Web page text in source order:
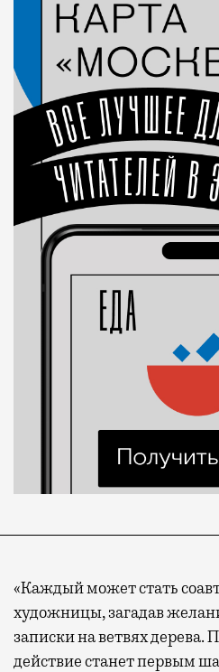
«Каждый может стать
художницы, загадав
записки на ветвях дерева.
действие станет первым